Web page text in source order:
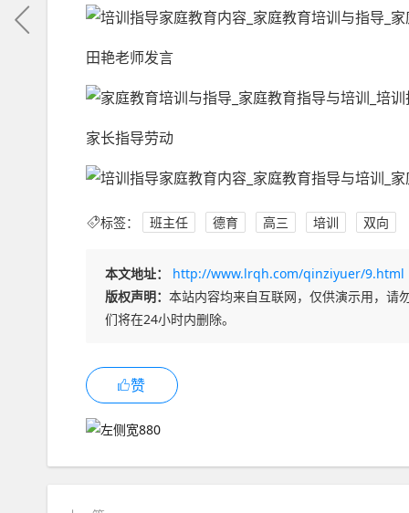
田艳老师发言
家长指导劳动
标签： 班主任 德育 高三 培训 双向
本文地址：
http://www.lrqh.com/qinziyuer/9.html
版权声明： 本站内容均来自互联网，仅供演示用，请
们将在24小时内删除。
赞